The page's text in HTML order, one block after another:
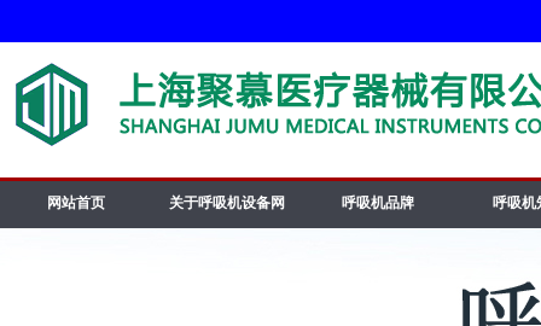
网站首页 关于呼吸机设备网 呼吸机品牌 呼吸机